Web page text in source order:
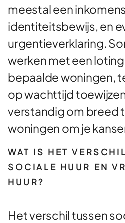
meestal een
identiteitsbewijs, en
urgentieverklaring.
werken met een
bepaalde woningen,
op wachttijd
verstandig om breed
woningen om je
WAT IS HET
SOCIALE HUUR EN
HUUR?
Het verschil tussen